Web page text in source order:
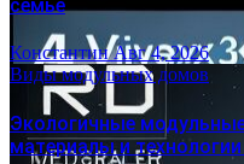
семье
КонстантинАвг 4, 2026
Виды модульных домов
Экологичные
материалы и